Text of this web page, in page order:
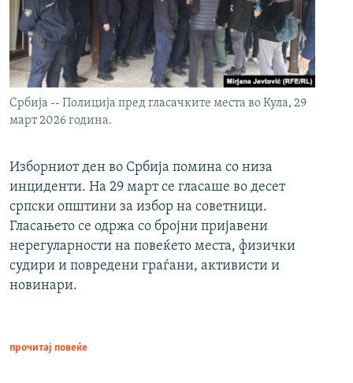
Србија -- Полиција пред гласачките места во Кула, 29
март 2026 година.
Изборниот ден во Србија помина со низа
инциденти. На 29 март се гласаше во десет
српски општини за избор на советници.
Гласањето се одржа со бројни пријавени
нерегуларности на повеќето места, физички
судири и повредени граѓани, активисти и
новинари.
прочитај повеќе